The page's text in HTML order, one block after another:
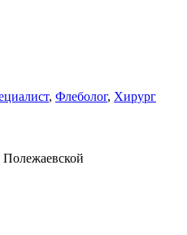
, Флеболог, Хирург